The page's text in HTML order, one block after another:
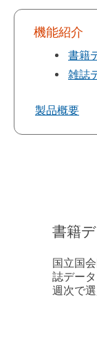
機能紹介
書籍
雑誌
製品概要
書籍
国立国
誌デー
週次で選